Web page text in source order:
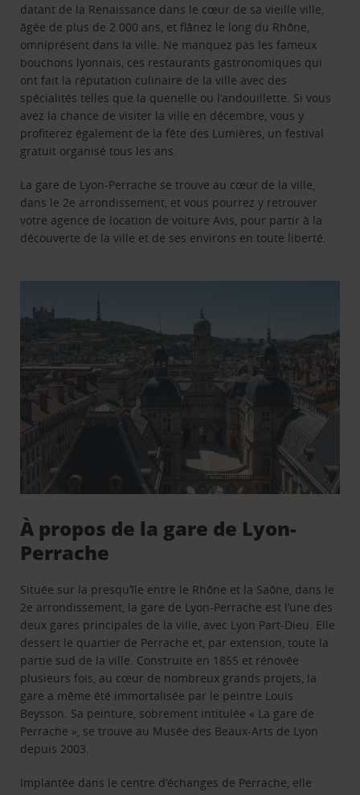
datant de la Renaissance dans le cœur de sa vieille ville,
âgée de plus de 2 000 ans, et flânez le long du Rhône,
omniprésent dans la ville. Ne manquez pas les fameux
bouchons lyonnais, ces restaurants gastronomiques qui
ont fait la réputation culinaire de la ville avec des
spécialités telles que la quenelle ou l’andouillette. Si vous
avez la chance de visiter la ville en décembre, vous y
profiterez également de la fête des Lumières, un festival
gratuit organisé tous les ans.
La gare de Lyon-Perrache se trouve au cœur de la ville,
dans le 2e arrondissement, et vous pourrez y retrouver
votre agence de location de voiture Avis, pour partir à la
découverte de la ville et de ses environs en toute liberté.
À propos de la gare de Lyon-
Perrache
Située sur la presqu’île entre le Rhône et la Saône, dans le
2e arrondissement, la gare de Lyon-Perrache est l’une des
deux gares principales de la ville, avec Lyon Part-Dieu. Elle
dessert le quartier de Perrache et, par extension, toute la
partie sud de la ville. Construite en 1855 et rénovée
plusieurs fois, au cœur de nombreux grands projets, la
gare a même été immortalisée par le peintre Louis
Beysson. Sa peinture, sobrement intitulée « La gare de
Perrache », se trouve au Musée des Beaux-Arts de Lyon
depuis 2003.
Implantée dans le centre d’échanges de Perrache, elle